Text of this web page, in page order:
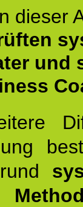
dieser
und